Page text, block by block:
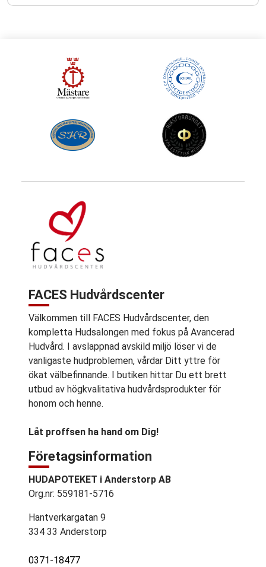
FACES Hudvårdscenter
Välkommen till FACES Hudvårdscenter, den
kompletta Hudsalongen med fokus på Avancerad
Hudvård. I avslappnad avskild miljö löser vi de
vanligaste hudproblemen, vårdar Ditt yttre för
ökat välbefinnande. I butiken hittar Du ett brett
utbud av högkvalitativa hudvårdsprodukter för
honom och henne.
Låt proffsen ha hand om Dig!
Företagsinformation
HUDAPOTEKET i Anderstorp AB
Org.nr: 559181-5716
Hantverkargatan 9
334 33 Anderstorp
0371-18477